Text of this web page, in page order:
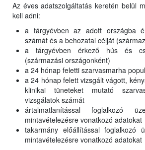
Az éves adatszolgáltatás keretén belül
kell adni:
a tárgyévben az adott országba
számát és a behozatal célját
a tárgyévben érkező hús és
(származási országonként)
a 24 hónap feletti szarvasmarha
a 24 hónap felett vizsgált vágott,
klinikai tüneteket mutató
vizsgálatok számát
ártalmatlanítással foglalkozó
mintavételezésre vonatkozó adatokat
takarmány előállítással foglalkozó
mintavételezésre vonatkozó adatokat